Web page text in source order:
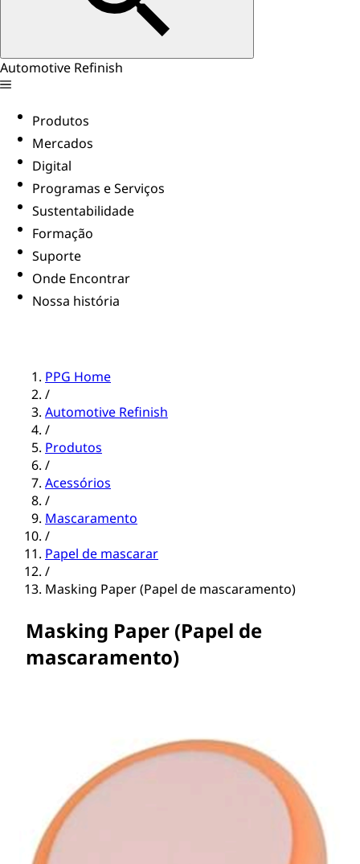
Automotive Refinish
Produtos
Mercados
Digital
Programas e Serviços
Sustentabilidade
Formação
Suporte
Onde Encontrar
Nossa história
PPG Home
/
Automotive Refinish
/
Produtos
/
Acessórios
/
Mascaramento
/
Papel de mascarar
/
Masking Paper (Papel de mascaramento)
Masking Paper (Papel de
mascaramento)